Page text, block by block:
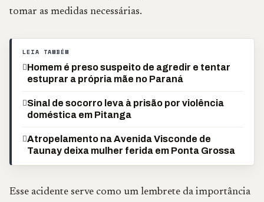
tomar as medidas necessárias.
LEIA TAMBÉM
Homem é preso suspeito de agredir e tentar
estuprar a própria mãe no Paraná
Sinal de socorro leva à prisão por violência
doméstica em Pitanga
Atropelamento na Avenida Visconde de
Taunay deixa mulher ferida em Ponta Grossa
Esse acidente serve como um lembrete da importância